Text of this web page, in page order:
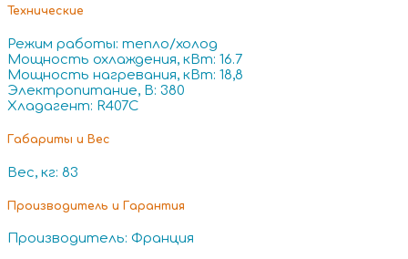
Технические
Режим работы: тепло/холод
Мощность охлаждения, кВт: 16.7
Мощность нагревания, кВт: 18,8
Электропитание, В: 380
Хладагент: R407C
Габариты и Вес
Вес, кг: 83
Производитель и Гарантия
Производитель: Франция